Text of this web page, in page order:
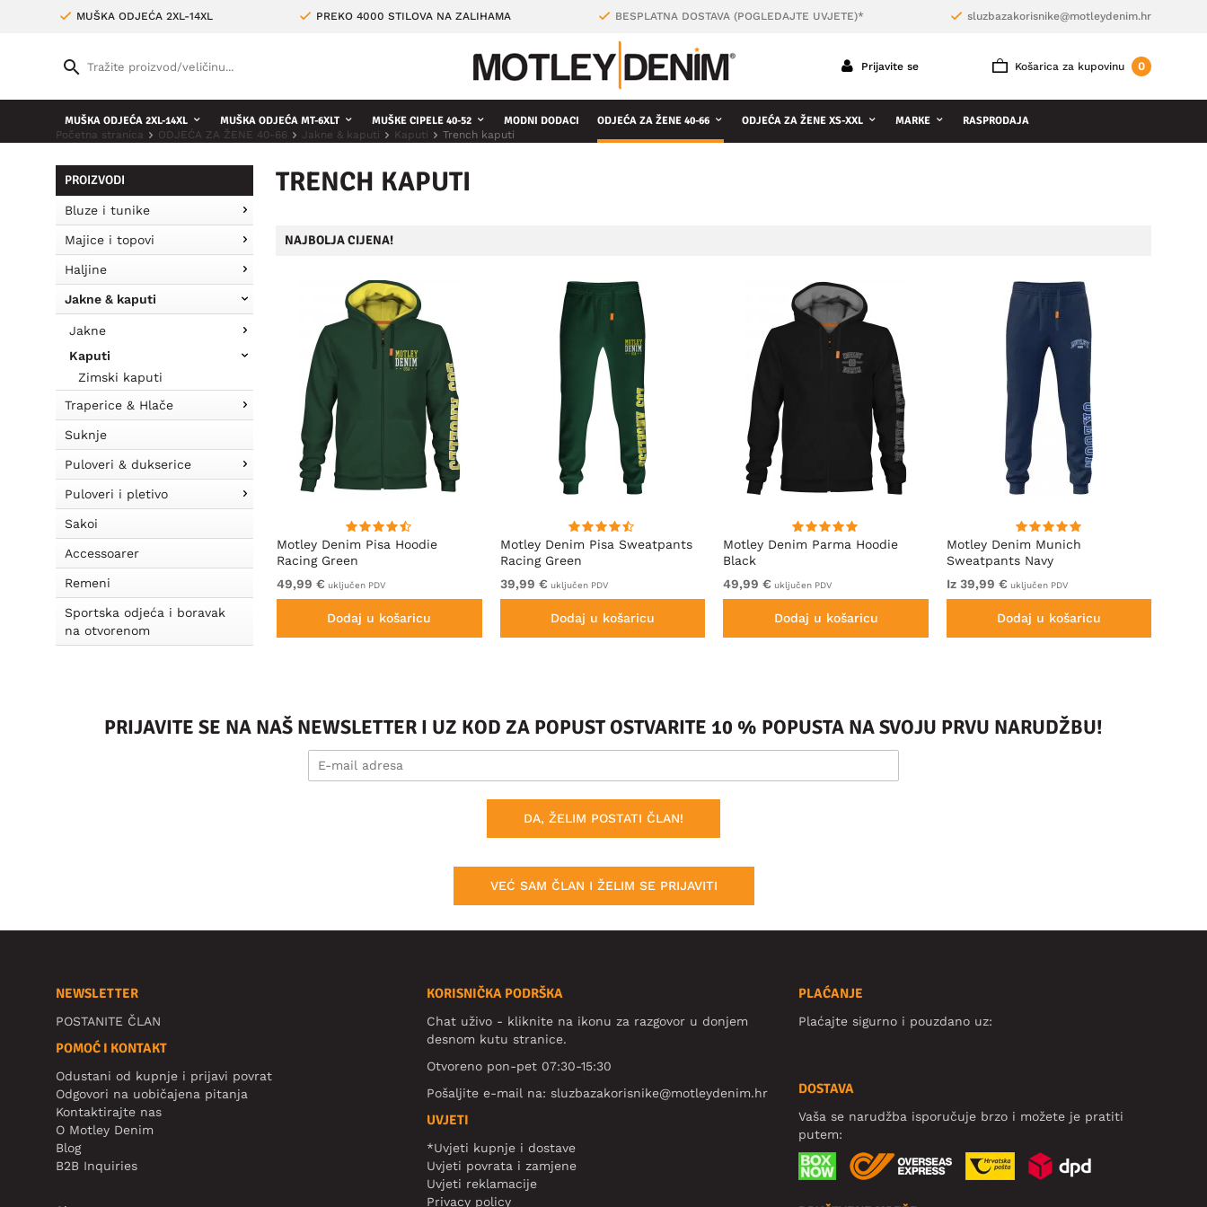
MUŠKA ODJEĆA 2XL-14XL PREKO 4000 STILOVA NA ZALIHAMA BESPLATNA DOSTAVA (POGLEDAJTE UVJETE)* sluzbazakorisnike@motleydenim.hr
Košarica za kupovinu 0
Prijavite se
MUŠKA ODJEĆA 2XL-14XL MUŠKA ODJEĆA MT-6XLT MUŠKE CIPELE 40-52 MODNI DODACI ODJEĆA ZA ŽENE 40-66 ODJEĆA ZA ŽENE XS-XXL MARKE RASPRODAJA
Početna stranica ODJEĆA ZA ŽENE 40-66 Jakne & kaputi Kaputi Trench kaputi
PROIZVODI
Bluze i tunike
Majice i topovi
Haljine
Jakne & kaputi
Jakne
Kaputi
Zimski kaputi
Traperice & Hlače
Suknje
Puloveri & dukserice
Puloveri i pletivo
Sakoi
Accessoarer
Remeni
Sportska odjeća i boravak
na otvorenom
TRENCH KAPUTI
NAJBOLJA CIJENA!
Motley Denim Milan Majica
Antracit
Iz 19,99 €
Dodaj u košaricu
Motley Denim Pisa Hoodie
Racing Green
49,99 € uključen PDV
Dodaj u košaricu
Motley Denim Pisa Sweatpants
Racing Green
39,99 € uključen PDV
Dodaj u košaricu
Motley Denim Parma Hoodie
Black
49,99 € uključen PDV
Dodaj u košaricu
Motley Denim Munich
Sweatpants Navy
Iz 39,99 € uključen PDV
Dodaj u košaricu
PRIJAVITE SE NA NAŠ NEWSLETTER I UZ KOD ZA POPUST OSTVARITE 10 % POPUSTA NA SVOJU PRVU NARUDŽBU!
DA, ŽELIM POSTATI ČLAN!
VEĆ SAM ČLAN I ŽELIM SE PRIJAVITI
NEWSLETTER
POSTANITE ČLAN
POMOĆ I KONTAKT
Odustani od kupnje i prijavi povrat
Odgovori na uobičajena pitanja
Kontaktirajte nas
O Motley Denim
Blog
B2B Inquiries
KORISNIČKA PODRŠKA
Chat uživo - kliknite na ikonu za razgovor u donjem
desnom kutu stranice.
Otvoreno pon-pet 07:30-15:30
Pošaljite e-mail na:sluzbazakorisnike@motleydenim.hr
UVJETI
*Uvjeti kupnje i dostave
Uvjeti povrata i zamjene
Uvjeti reklamacije
Privacy policy
PLAĆANJE
Plaćajte sigurno i pouzdano uz:
DOSTAVA
Vaša se narudžba isporučuje brzo i možete je pratiti
putem: